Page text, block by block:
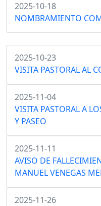
2025-10-18
NOMBRAMIENTO
2025-10-23
VISITA PASTORAL AL
2025-11-04
VISITA PASTORAL A
Y PASEO
2025-11-11
AVISO DE
MANUEL VENEGAS
2025-11-26